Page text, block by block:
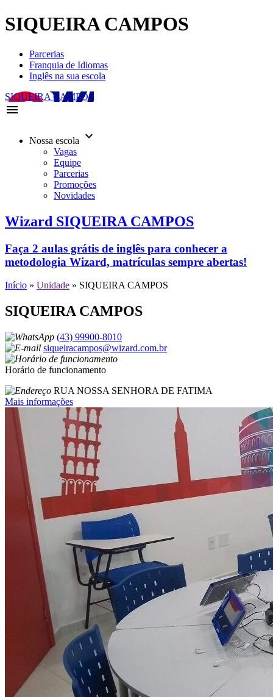
SIQUEIRA CAMPOS
Parcerias
Franquia de Idiomas
Inglês na sua escola
SIQUEIRA CAMPOS
menu
Nossa escola keyboard_arrow_down
Vagas
Equipe
Parcerias
Promoções
Novidades
Wizard SIQUEIRA CAMPOS
Faça 2 aulas grátis de inglês para conhecer a
metodologia Wizard, matrículas sempre abertas!
Início » Unidade » SIQUEIRA CAMPOS
SIQUEIRA CAMPOS
(43) 99900-8010
siqueiracampos@wizard.com.br
Horário de funcionamento
RUA NOSSA SENHORA DE FATIMA
Mais informações